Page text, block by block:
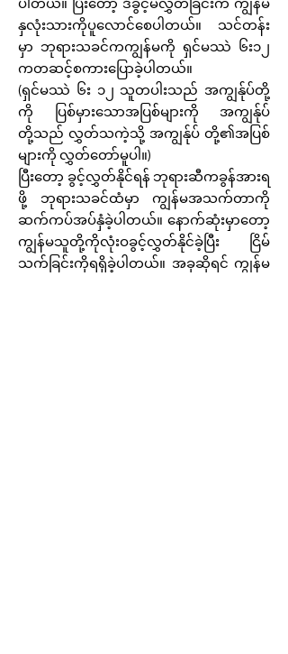
ပါတယ်။ ပြီးတော့ ဒီခွင့်မလွှတ်ခြင်းက ကျွန်မ
နှလုံးသားကိုပူလောင်စေပါတယ်။ သင်တန်း
မှာ ဘုရားသခင်ကကျွန်မကို ရှင်မဿဲ ၆း၁၂
ကတဆင့်စကားပြောခဲ့ပါတယ်။
(ရှင်မဿဲ ၆း ၁၂ သူတပါးသည် အကျွန်ုပ်တို့
ကို ပြစ်မှားသောအပြစ်များကို အကျွန်ုပ်
တို့သည် လွှတ်သကဲ့သို့ အကျွန်ုပ် တို့၏အပြစ်
များကို လွှတ်တော်မူပါ။)
ပြီးတော့ ခွင့်လွှတ်နိုင်ရန် ဘုရားဆီကခွန်အားရ
ဖို့ ဘုရားသခင်ထံမှာ ကျွန်မအသက်တာကို
ဆက်ကပ်အပ်နှံခဲ့ပါတယ်။ နောက်ဆုံးမှာတော့
ကျွန်မသူတို့ကိုလုံးဝခွင့်လွှတ်နိုင်ခဲ့ပြီး ငြိမ်
သက်ခြင်းကိုရရှိခဲ့ပါတယ်။ အခုဆိုရင် ကျွန်မ